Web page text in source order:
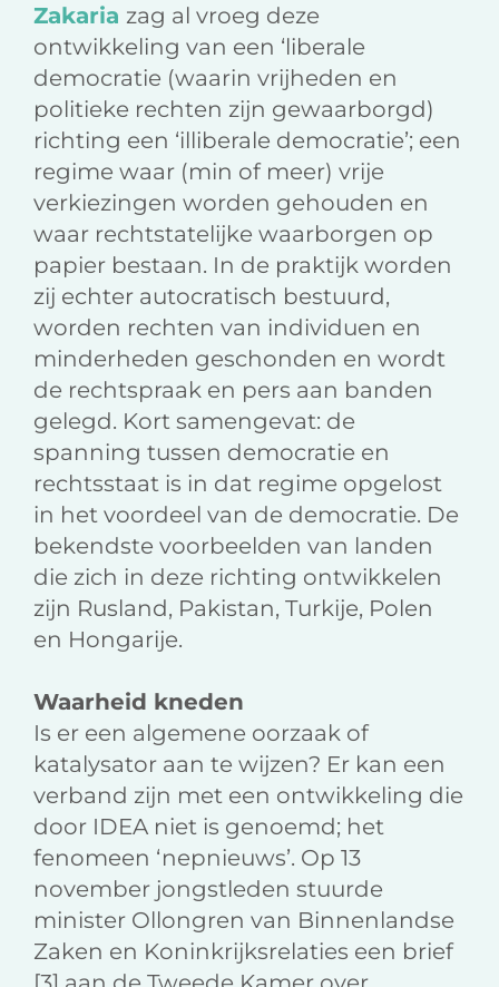
Zakaria zag al vroeg deze
ontwikkeling van een ‘liberale
democratie (waarin vrijheden en
politieke rechten zijn gewaarborgd)
richting een ‘illiberale democratie’; een
regime waar (min of meer) vrije
verkiezingen worden gehouden en
waar rechtstatelijke waarborgen op
papier bestaan. In de praktijk worden
zij echter autocratisch bestuurd,
worden rechten van individuen en
minderheden geschonden en wordt
de rechtspraak en pers aan banden
gelegd. Kort samengevat: de
spanning tussen democratie en
rechtsstaat is in dat regime opgelost
in het voordeel van de democratie. De
bekendste voorbeelden van landen
die zich in deze richting ontwikkelen
zijn Rusland, Pakistan, Turkije, Polen
en Hongarije.
Waarheid kneden
Is er een algemene oorzaak of
katalysator aan te wijzen? Er kan een
verband zijn met een ontwikkeling die
door IDEA niet is genoemd; het
fenomeen ‘nepnieuws’. Op 13
november jongstleden stuurde
minister Ollongren van Binnenlandse
Zaken en Koninkrijksrelaties een brief